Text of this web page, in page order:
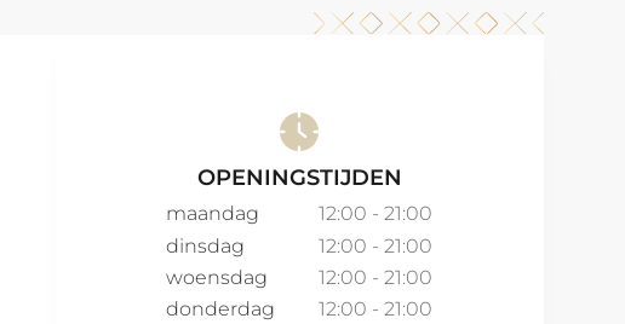
OPENINGSTIJDEN
maandag
12:00 - 21:00
dinsdag
12:00 - 21:00
woensdag
12:00 - 21:00
donderdag
12:00 - 21:00